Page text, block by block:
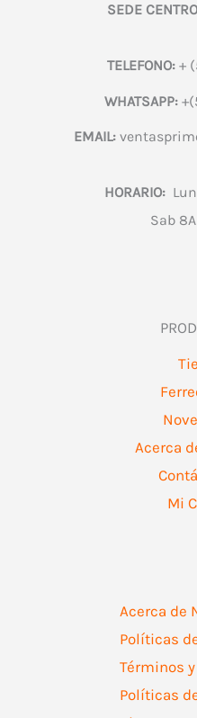
SEDE
TELEFONO:+
WHATSAPP:
EMAIL:
HORARIO:
Sab
Acerca
Mi
Acerca de
Políticas
Términos
Políticas